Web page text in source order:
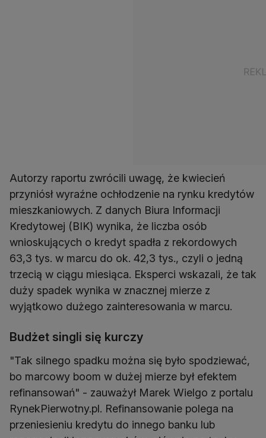
Autorzy raportu zwrócili uwagę, że kwiecień
przyniósł wyraźne ochłodzenie na rynku kredytów
mieszkaniowych. Z danych Biura Informacji
Kredytowej (BIK) wynika, że liczba osób
wnioskujących o kredyt spadła z rekordowych
63,3 tys. w marcu do ok. 42,3 tys., czyli o jedną
trzecią w ciągu miesiąca. Eksperci wskazali, że tak
duży spadek wynika w znacznej mierze z
wyjątkowo dużego zainteresowania w marcu.
Budżet singli się kurczy
"Tak silnego spadku można się było spodziewać,
bo marcowy boom w dużej mierze był efektem
refinansowań" - zauważył Marek Wielgo z portalu
RynekPierwotny.pl. Refinansowanie polega na
przeniesieniu kredytu do innego banku lub